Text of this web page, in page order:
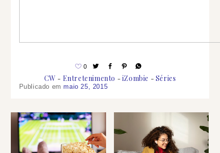
0
CW Entretenimento iZombie Séries
Publicado emmaio 25, 2015